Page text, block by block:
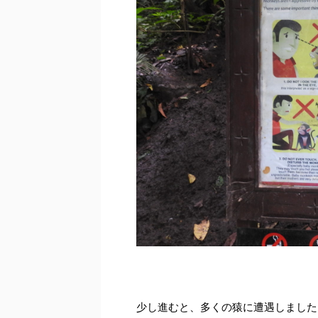
少し進むと、多くの猿に遭遇しまし